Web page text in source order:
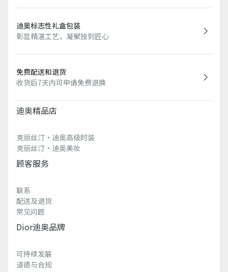
迪奥标志性礼盒包装
彰显精湛工艺，凝聚独到匠心
免费配送和退货
收货后7天内可申请免费退换
迪奥精品店
克丽丝汀·迪奥高级时装
克丽丝汀·迪奥美妆
顾客服务
联系
配送及退货
常见问题
Dior迪奥品牌
可持续发展
道德与合规